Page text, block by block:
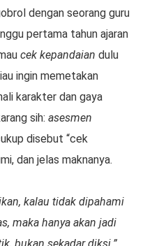
dengan seorang guru
pertama tahun ajaran
cek kepandaian dulu
ingin memetakan
karakter dan gaya
sih: asesmen
disebut “cek
dan jelas maknanya.
kalau tidak dipahami
maka hanya akan jadi